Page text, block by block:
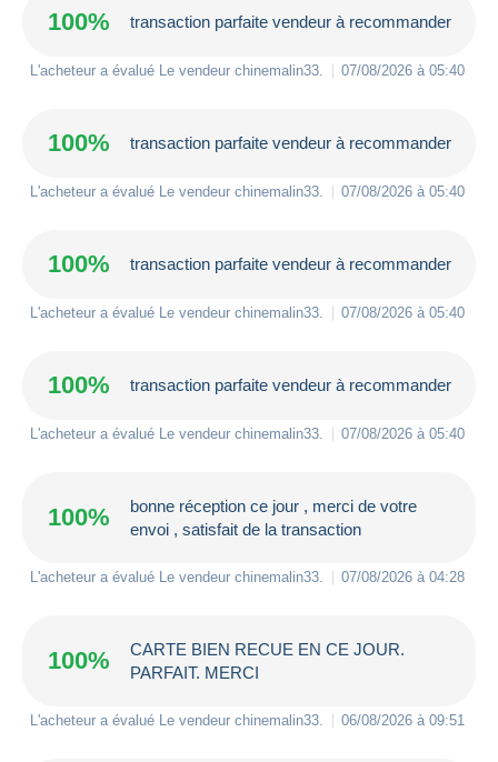
100% transaction parfaite vendeur à recommander
L'acheteur a évalué Le vendeur chinemalin33 07/08/2026 à 05:40
100% transaction parfaite vendeur à recommander
L'acheteur a évalué Le vendeur chinemalin33 07/08/2026 à 05:40
100% transaction parfaite vendeur à recommander
L'acheteur a évalué Le vendeur chinemalin33 07/08/2026 à 05:40
100% transaction parfaite vendeur à recommander
L'acheteur a évalué Le vendeur chinemalin33 07/08/2026 à 05:40
100%
bonne réception ce jour , merci de votre
envoi , satisfait de la transaction
L'acheteur a évalué Le vendeur chinemalin33 07/08/2026 à 04:28
100%
CARTE BIEN RECUE EN CE JOUR.
PARFAIT. MERCI
L'acheteur a évalué Le vendeur chinemalin33 06/08/2026 à 09:51